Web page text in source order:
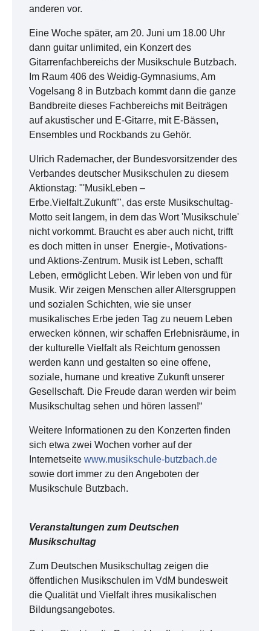
anderen vor.
Eine Woche später, am 20. Juni um 18.00 Uhr
dann guitar unlimited, ein Konzert des
Gitarrenfachbereichs der Musikschule Butzbach.
Im Raum 406 des Weidig-Gymnasiums, Am
Vogelsang 8 in Butzbach kommt dann die ganze
Bandbreite dieses Fachbereichs mit Beiträgen
auf akustischer und E-Gitarre, mit E-Bässen,
Ensembles und Rockbands zu Gehör.
Ulrich Rademacher, der Bundesvorsitzender des
Verbandes deutscher Musikschulen zu diesem
Aktionstag: "'MusikLeben –
Erbe.Vielfalt.Zukunft'", das erste Musikschultag-
Motto seit langem, in dem das Wort 'Musikschule'
nicht vorkommt. Braucht es aber auch nicht, trifft
es doch mitten in unser Energie-, Motivations-
und Aktions-Zentrum. Musik ist Leben, schafft
Leben, ermöglicht Leben. Wir leben von und für
Musik. Wir zeigen Menschen aller Altersgruppen
und sozialen Schichten, wie sie unser
musikalisches Erbe jeden Tag zu neuem Leben
erwecken können, wir schaffen Erlebnisräume, in
der kulturelle Vielfalt als Reichtum genossen
werden kann und gestalten so eine offene,
soziale, humane und kreative Zukunft unserer
Gesellschaft. Die Freude daran werden wir beim
Musikschultag sehen und hören lassen!“
Weitere Informationen zu den Konzerten finden
sich etwa zwei Wochen vorher auf der
Internetseite www.musikschule-butzbach.de
sowie dort immer zu den Angeboten der
Musikschule Butzbach.
Veranstaltungen zum Deutschen
Musikschultag
Zum Deutschen Musikschultag zeigen die
öffentlichen Musikschulen im VdM bundesweit
die Qualität und Vielfalt ihres musikalischen
Bildungsangebotes.